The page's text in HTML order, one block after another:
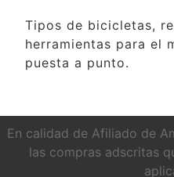
Tipos de bicicletas,
herramientas para el
puesta a punto.
En calidad de Afiliado de
las compras adscritas